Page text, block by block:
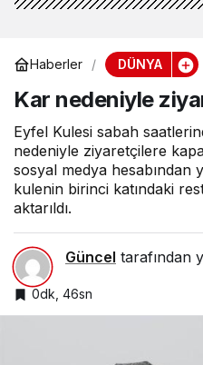
Haberler DÜNYA
Kar nedeniyle
Eyfel Kulesi sabah
nedeniyle ziyaretçilere
sosyal medya hesabından
kulenin birinci katındaki
aktarıldı.
Güncel tarafından
0dk, 46sn